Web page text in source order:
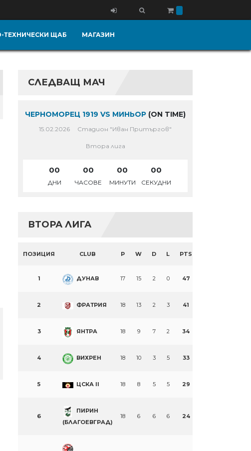
ТЕХНИЧЕСКИ ЩАБ МАГАЗИН
СЛЕДВАЩ МАЧ
ЧЕРНОМОРЕЦ 1919 VS МИНЬОР (ON TIME)
15.02.2026 Стадион "Иван Притъргов"
Втора лига
00
ДНИ
00
ЧАСОВЕ
00
МИНУТИ
00
СЕКУДНИ
ВТОРА ЛИГА
ПОЗИЦИЯ CLUB P W D L PTS
1 ДУНАВ 17 15 2 0 47
2 ФРАТРИЯ 18 13 2 3 41
3 ЯНТРА 18 9 7 2 34
4 ВИХРЕН 18 10 3 5 33
5 ЦСКА II 18 8 5 5 29
6
ПИРИН
(БЛАГОЕВГРАД)
18 6 6 6 24